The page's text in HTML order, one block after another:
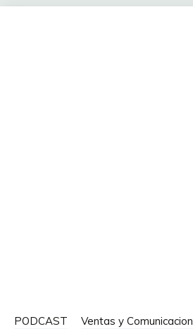
PODCAST Ventas y Comunicacion